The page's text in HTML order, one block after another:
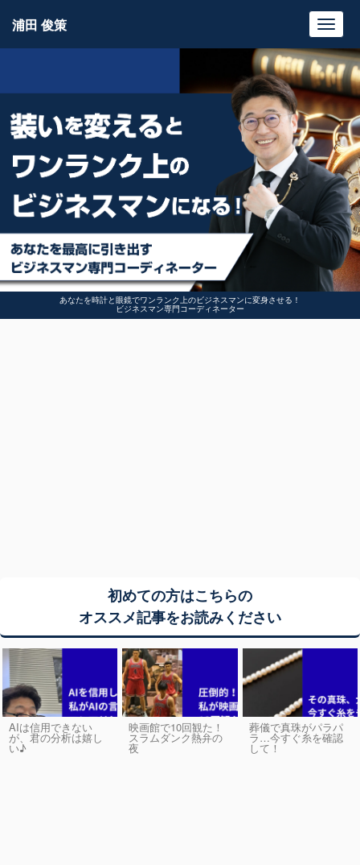
あなたを時計と眼鏡でワンランク上のビジネスマンに変身させる！
ビジネスマン専門コーディネーター
浦田 俊策
初めての方はこちらの
オススメ記事をお読みください
AIは信用できない
が、君の分析は嬉し
い♪
映画館で10回観た！
スラムダンク熱弁の
夜
葬儀で真珠がパラパ
ラ…今すぐ糸を確認
して！